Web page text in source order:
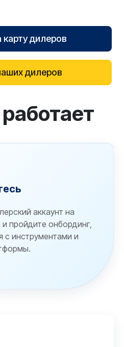
карту дилеров
дилеров
аккаунт на
пройдите онбординг,
с инструментами и